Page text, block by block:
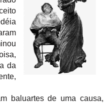
da
baluartes de uma causa,